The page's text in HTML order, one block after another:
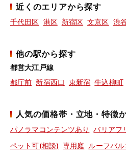
近くのエリアから探す
千代田区 港区 新宿区 文京区 渋
他の駅から探す
都営大江戸線
都庁前 新宿西口 東新宿 牛込柳町
人気の価格帯・立地・特徴
パノラマコンテンツあり バリアフ
ペット可(相談) 専用庭 ルーフバ